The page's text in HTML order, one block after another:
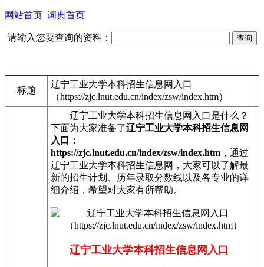
网站首页 词典首页
请输入您要查询的资料：
标题
辽宁工业大学本科招生信息网入口
（https://zjc.lnut.edu.cn/index/zsw/index.htm）
辽宁工业大学本科招生信息网入口是什么？
下面为大家准备了辽宁工业大学本科招生信息网
入口：
https://zjc.lnut.edu.cn/index/zsw/index.htm ，通过
辽宁工业大学本科招生信息网，大家可以了解最
新的招生计划、历年录取分数线以及各专业的详
细介绍，希望对大家有所帮助。
辽宁工业大学本科招生信息网入口